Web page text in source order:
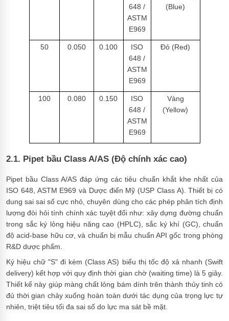
648 /
ASTM
E969
(Blue)
50 0.050 0.100
ISO
648 /
ASTM
E969
Đỏ (Red)
100 0.080 0.150
ISO
648 /
ASTM
E969
Vàng
(Yellow)
2.1. Pipet bầu Class A/AS (Độ chính xác cao)
Pipet bầu Class A/AS đáp ứng các tiêu chuẩn khắt khe nhất của
ISO 648, ASTM E969 và Dược điển Mỹ (USP Class A). Thiết bị có
dung sai sai số cực nhỏ, chuyên dùng cho các phép phân tích định
lượng đòi hỏi tính chính xác tuyệt đối như: xây dựng đường chuẩn
trong sắc ký lỏng hiệu năng cao (HPLC), sắc ký khí (GC), chuẩn
độ acid-base hữu cơ, và chuẩn bị mẫu chuẩn API gốc trong phòng
R&D dược phẩm.
Ký hiệu chữ "S" đi kèm (Class AS) biểu thị tốc độ xả nhanh (Swift
delivery) kết hợp với quy định thời gian chờ (waiting time) là 5 giây.
Thiết kế này giúp màng chất lỏng bám dính trên thành thủy tinh có
đủ thời gian chảy xuống hoàn toàn dưới tác dụng của trọng lực tự
nhiên, triệt tiêu tối đa sai số do lực ma sát bề mặt.